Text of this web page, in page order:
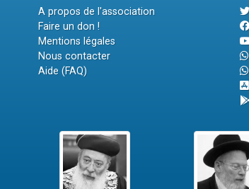
A propos de l'association
Faire un don !
Mentions légales
Nous contacter
Aide (FAQ)